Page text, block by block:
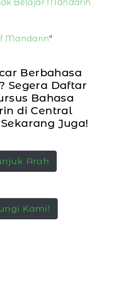
Belajar Mandarin
Mandarin"
Berbahasa
Segera Daftar
Bahasa
di Central
Juga!
Arah
Kami!